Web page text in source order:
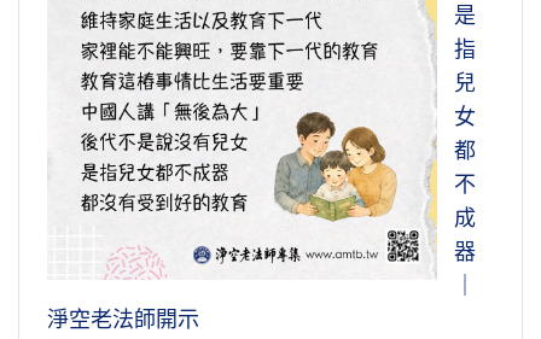
是
指
兒
女
都
不
成
器
淨空老法師開示